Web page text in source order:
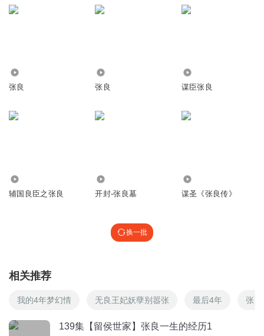
张良 张良 谋臣张良
辅国良臣之张良 开封-张良墓 谋圣《张良传》
换一批
相关推荐
我的4年梦幻情 无良王妃妖孽别嚣张 最后4年 张良
139集【留侯世家】张良一生的经历1